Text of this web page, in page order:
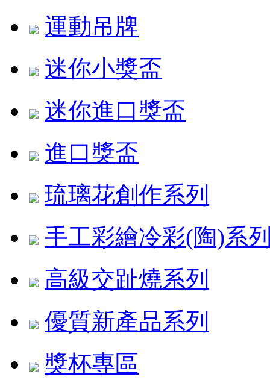
運動吊牌
迷你小獎盃
迷你進口獎盃
進口獎盃
琉璃花創作系列
手工彩繪冷彩(陶)系
高級交趾燒系列
優質新產品系列
獎杯專區